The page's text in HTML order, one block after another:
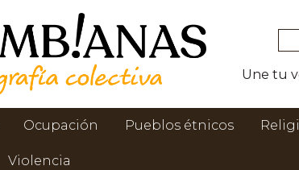
Une tu
Ocupación Pueblos étnicos
Violencia